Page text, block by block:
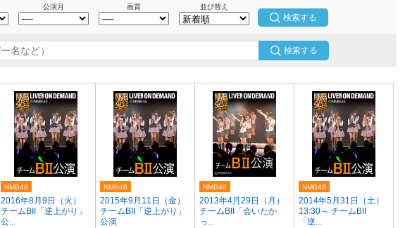
公演月 画質 並び替え
検索する
2016年8月9日（火）
チームBII「逆上がり」
公...
NMB48
2015年9月11日（金）
チームBII「逆上がり」
公演
NMB48
2013年4月29日（月）
チームBII「会いたか
っ...
NMB48
2014年5月31日（土）
13:30～ チームBII
「逆...
NMB48